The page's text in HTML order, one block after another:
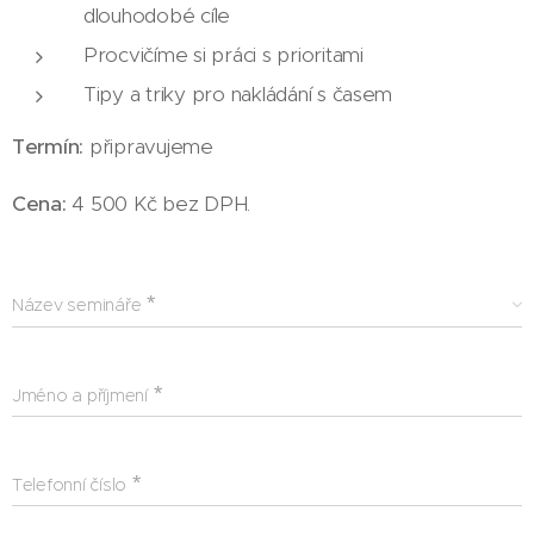
dlouhodobé cíle
Procvičíme si práci s prioritami
Tipy a triky pro nakládání s časem
Termín: připravujeme
Cena: 4 500 Kč bez DPH.
Název semináře
Jméno a příjmení
Telefonní číslo